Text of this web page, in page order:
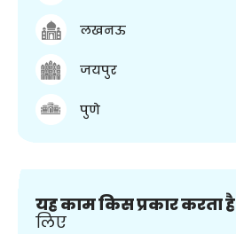
लखनऊ
जयपुर
पुणे
यह काम किस प्रकार करता है
लिए